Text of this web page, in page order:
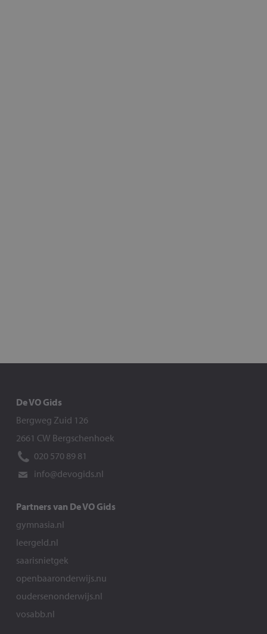
De VO Gids
Bergweg Zuid 126
2661 CW Bergschenhoek
020 570 89 81
info@devogids.nl
Partners van De VO Gids
gymnasia.nl
leergeld.nl
saarisnietgek
openbaaronderwijs.nu
oudersenonderwijs.nl
vosabb.nl